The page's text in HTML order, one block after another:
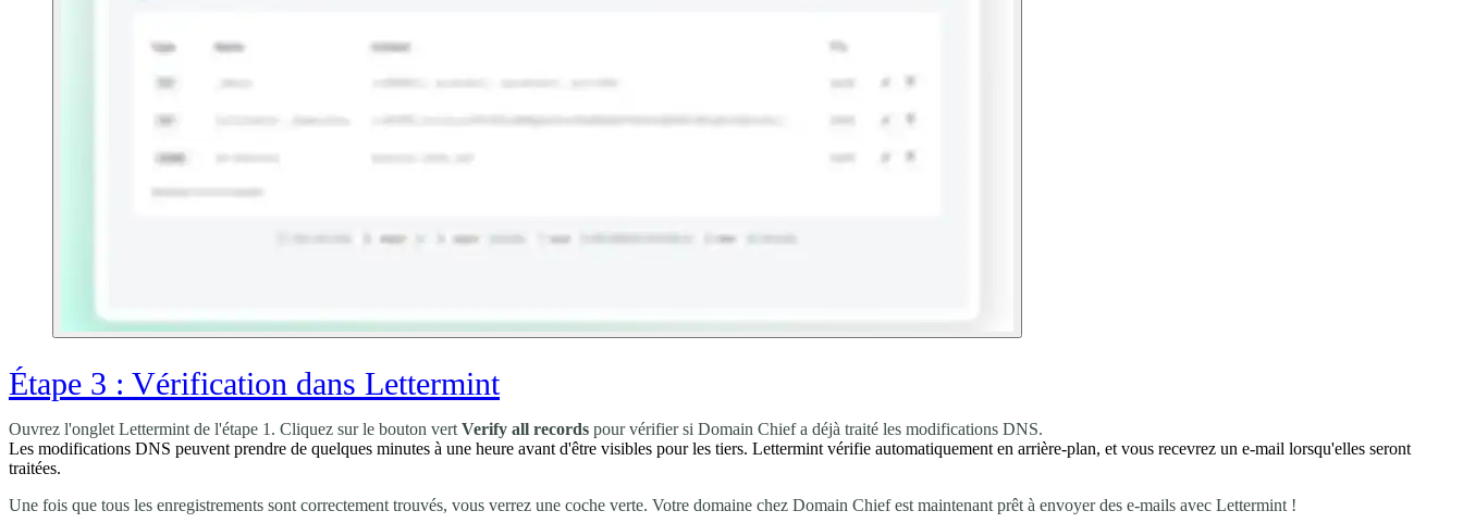
Étape 3 : Vérification dans Lettermint
Ouvrez l'onglet Lettermint de l'étape 1. Cliquez sur le bouton vert Verify all records pour vérifier si Domain Chief a déjà traité les modifications DNS.
Les modifications DNS peuvent prendre de quelques minutes à une heure avant d'être visibles pour les tiers. Lettermint vérifie automatiquement en arrière-plan, et vous recevrez un e-mail lorsqu'elles seront
traitées.
Une fois que tous les enregistrements sont correctement trouvés, vous verrez une coche verte. Votre domaine chez Domain Chief est maintenant prêt à envoyer des e-mails avec Lettermint !